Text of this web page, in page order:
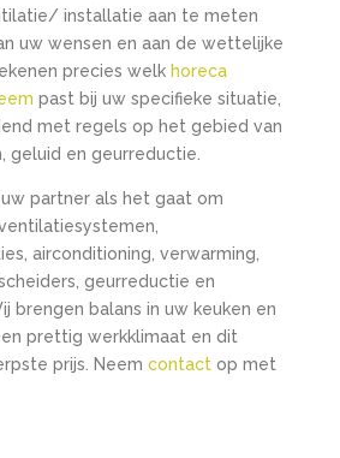
installatie aan te meten
uw wensen en aan de wettelijke
precies welk horeca
past bij uw specifieke situatie,
met regels op het gebied van
geluid en geurreductie.
partner als het gaat om
airconditioning, verwarming,
geurreductie en
brengen balans in uw keuken en
prettig werkklimaat en dit
prijs. Neem contactop met